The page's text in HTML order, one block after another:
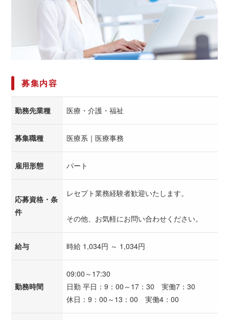
募集内容
勤務先業種 医療・介護・福祉
募集職種 医療系｜医療事務
雇用形態 パート
応募資格・条
件
レセプト業務経験者歓迎いたします。
その他、お気軽にお問い合わせください。
給与 時給 1,034円 ～ 1,034円
勤務時間
09:00～17:30
日勤 平日：9：00～17：30 実働7：30
休日：9：00～13：00 実働4：00